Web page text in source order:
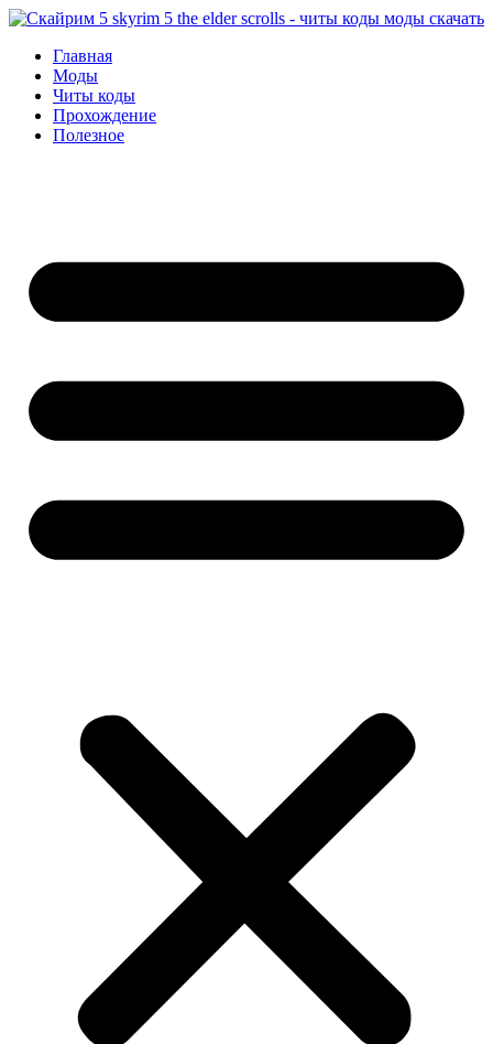
Перейти
содержимому
Главная
Моды
Читы коды
Прохождение
Полезное